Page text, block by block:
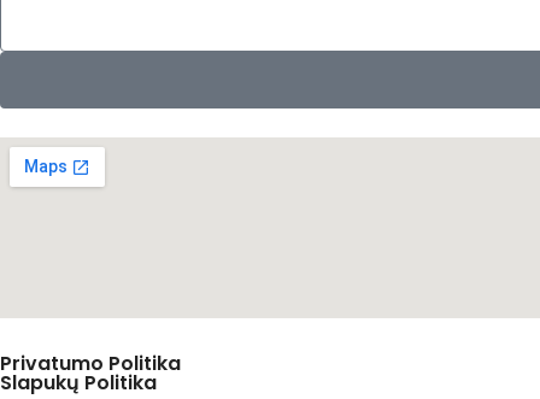
Privatumo Politika
Slapukų Politika